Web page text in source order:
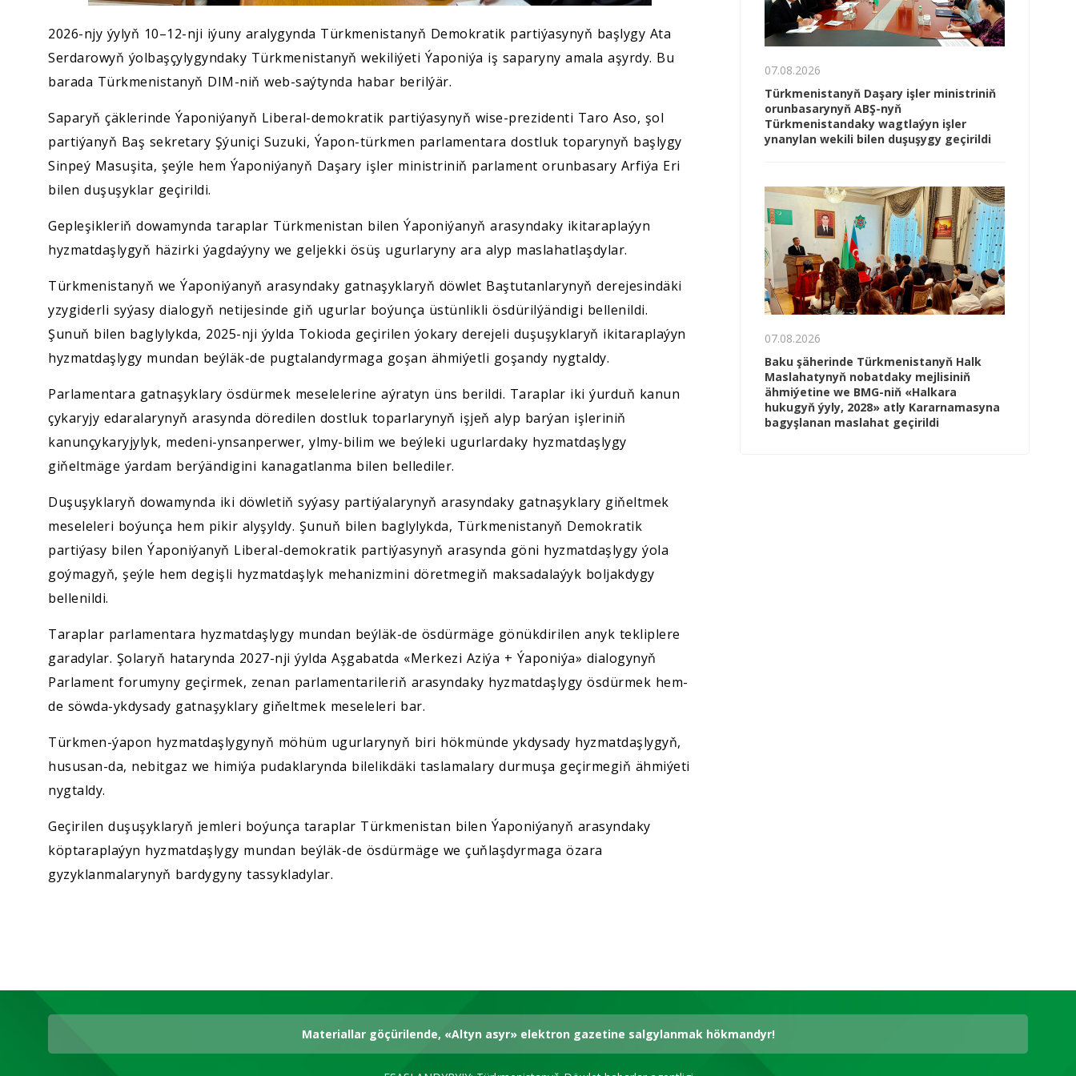
2026-njy ýylyň 10–12-nji iýuny aralygynda Türkmenistanyň Demokratik partiýasynyň başlygy Ata
Serdarowyň ýolbaşçylygyndaky Türkmenistanyň wekiliýeti Ýaponiýa iş saparyny amala aşyrdy. Bu
barada Türkmenistanyň DIM-niň web-saýtynda habar berilýär.
Saparyň çäklerinde Ýaponiýanyň Liberal-demokratik partiýasynyň wise-prezidenti Taro Aso, şol
partiýanyň Baş sekretary Şýuniçi Suzuki, Ýapon-türkmen parlamentara dostluk toparynyň başlygy
Sinpeý Masuşita, şeýle hem Ýaponiýanyň Daşary işler ministriniň parlament orunbasary Arfiýa Eri
bilen duşuşyklar geçirildi.
Gepleşikleriň dowamynda taraplar Türkmenistan bilen Ýaponiýanyň arasyndaky ikitaraplaýyn
hyzmatdaşlygyň häzirki ýagdaýyny we geljekki ösüş ugurlaryny ara alyp maslahatlaşdylar.
Türkmenistanyň we Ýaponiýanyň arasyndaky gatnaşyklaryň döwlet Baştutanlarynyň derejesindäki
yzygiderli syýasy dialogyň netijesinde giň ugurlar boýunça üstünlikli ösdürilýändigi bellenildi.
Şunuň bilen baglylykda, 2025-nji ýylda Tokioda geçirilen ýokary derejeli duşuşyklaryň ikitaraplaýyn
hyzmatdaşlygy mundan beýläk-de pugtalandyrmaga goşan ähmiýetli goşandy nygtaldy.
Parlamentara gatnaşyklary ösdürmek meselelerine aýratyn üns berildi. Taraplar iki ýurduň kanun
çykaryjy edaralarynyň arasynda döredilen dostluk toparlarynyň işjeň alyp barýan işleriniň
kanunçykaryjylyk, medeni-ynsanperwer, ylmy-bilim we beýleki ugurlardaky hyzmatdaşlygy
giňeltmäge ýardam berýändigini kanagatlanma bilen bellediler.
Duşuşyklaryň dowamynda iki döwletiň syýasy partiýalarynyň arasyndaky gatnaşyklary giňeltmek
meseleleri boýunça hem pikir alyşyldy. Şunuň bilen baglylykda, Türkmenistanyň Demokratik
partiýasy bilen Ýaponiýanyň Liberal-demokratik partiýasynyň arasynda göni hyzmatdaşlygy ýola
goýmagyň, şeýle hem degişli hyzmatdaşlyk mehanizmini döretmegiň maksadalaýyk boljakdygy
bellenildi.
Taraplar parlamentara hyzmatdaşlygy mundan beýläk-de ösdürmäge gönükdirilen anyk tekliplere
garadylar. Şolaryň hatarynda 2027-nji ýylda Aşgabatda «Merkezi Aziýa + Ýaponiýa» dialogynyň
Parlament forumyny geçirmek, zenan parlamentarileriň arasyndaky hyzmatdaşlygy ösdürmek hem-
de söwda-ykdysady gatnaşyklary giňeltmek meseleleri bar.
Türkmen-ýapon hyzmatdaşlygynyň möhüm ugurlarynyň biri hökmünde ykdysady hyzmatdaşlygyň,
hususan-da, nebitgaz we himiýa pudaklarynda bilelikdäki taslamalary durmuşa geçirmegiň ähmiýeti
nygtaldy.
Geçirilen duşuşyklaryň jemleri boýunça taraplar Türkmenistan bilen Ýaponiýanyň arasyndaky
köptaraplaýyn hyzmatdaşlygy mundan beýläk-de ösdürmäge we çuňlaşdyrmaga özara
gyzyklanmalarynyň bardygyny tassykladylar.
07.08.2026
Türkmenistanyň Daşary işler ministriniň
orunbasarynyň ABŞ-nyň
Türkmenistandaky wagtlaýyn işler
ynanylan wekili bilen duşuşygy geçirildi
07.08.2026
Baku şäherinde Türkmenistanyň Halk
Maslahatynyň nobatdaky mejlisiniň
ähmiýetine we BMG-niň «Halkara
hukugyň ýyly, 2028» atly Kararnamasyna
bagyşlanan maslahat geçirildi
Materiallar göçürilende, «Altyn asyr» elektron gazetine salgylanmak hökmandyr!